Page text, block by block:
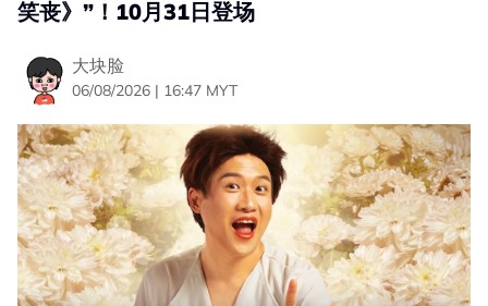
笑丧》”！10月31日登场
大块脸
06/08/2026 | 16:47 MYT